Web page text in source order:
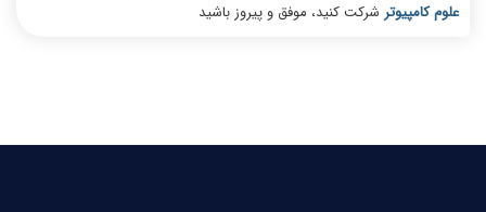
علوم کامپیوتر شرکت کنید، موفق و پیروز باشید